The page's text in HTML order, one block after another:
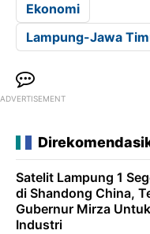
Ekonomi
Lampung-Jawa
ADVERTISEMENT
Satelit Lampung 1
di Shandong China,
Gubernur Mirza
Industri